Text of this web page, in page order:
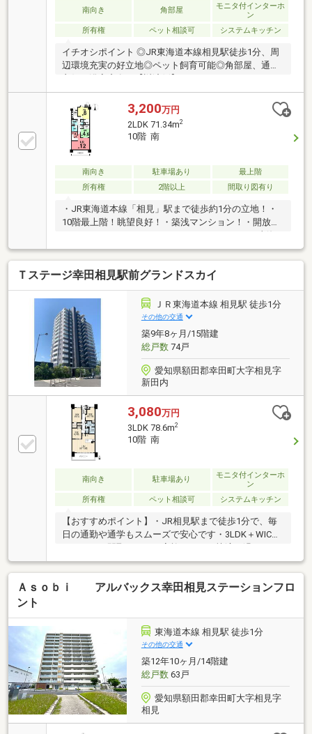
南向き 角部屋
モニタ付インターホ
ン
所有権
ペット相談可 システムキッチン
イチオシポイント ◎JR東海道本線相見駅徒歩1分、周
辺環境充実の好立地◎ペット飼育可能◎角部屋、通風
良好、浴室窓有り【返済例】月々56、515円2、999万
円借入、変動金利0.85％、40年、ボーナス払い103、
400円。別途諸費用。※月々のお支払いはボーナス有無
や、ご返済年数など様々なプランをご相談できます！
【学校】◎幸田小学校 徒歩約20分◎北部中学校 徒
歩約12分◎JR東海道本線 相見駅
3,200万円
2LDK 71.34m2
10階 南
南向き 駐車場あり
最上階
所有権
2階以上 間取り図有り
・JR東海道本線「相見」駅まで徒歩約1分の立地！・
10階最上階！眺望良好！・築浅マンション！・開放感
ある2LDK！＊ライフインフォメーション＊・JR東海
道本線「相見」駅：徒歩約3分・幸田小学校：徒歩約
23分・北部中学校：徒歩約12分・JAあいち三河 相見
支店：徒歩約4分・あいみ歯科：徒歩約4分・あいみこ
どもクリニック：徒歩約5分・スギ薬局 幸田相見店：
徒歩約4分・幸田中央クリニック：徒歩約5分・ヤマダ
デンキ テックランド 幸田店：徒歩約5分・マックス
バリュー幸田：徒歩約5分・ジップドラッグ幸田店：
徒歩約6分
Ｔステージ幸田相見駅前グランドスカイ
ＪＲ東海道本線 相見駅 徒歩1分
その他の交通
築9年8ヶ月/15階建
総戸数74戸
愛知県額田郡幸田町大字相見字
新田内
3,080万円
3LDK 78.6m2
10階 南
南向き 駐車場あり
モニタ付インターホ
ン
所有権
ペット相談可 システムキッチン
【おすすめポイント】・JR相見駅まで徒歩1分で、毎
日の通勤や通学もスムーズで安心です・3LDK＋WICの
す・周辺には商業施設がそろい、お買い物や外食も気
軽に楽しめます・区画整理地内のきれいな街並みで、
落ち着いた暮らしが叶います・陽当たり良好で明る
では分からないことがございます。お客様にはぜひ現
地を見ていただきたく思います。実際に足を運んでい
ただくと、現地の室内や周辺の環境等を感じていただ
けます。
Ａｓｏｂｉ アルバックス幸田相見ステーションフロ
ント
東海道本線 相見駅 徒歩1分
その他の交通
築12年10ヶ月/14階建
総戸数63戸
愛知県額田郡幸田町大字相見字
相見